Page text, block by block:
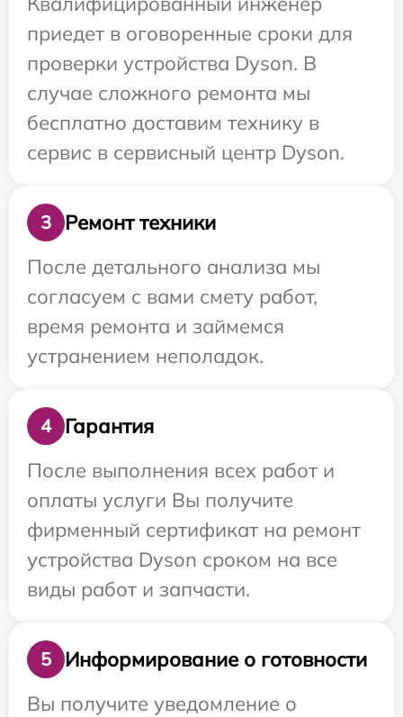
приедет в оговоренные сроки для
проверки устройства Dyson. В
случае сложного ремонта мы
бесплатно доставим технику в
сервис в сервисный центр Dyson.
3
Ремонт техники
После детального анализа мы
согласуем с вами смету работ,
время ремонта и займемся
устранением неполадок.
4
Гарантия
После выполнения всех работ и
оплаты услуги Вы получите
фирменный сертификат на ремонт
устройства Dyson сроком на все
виды работ и запчасти.
5
Информирование о готовности
Вы получите уведомление о